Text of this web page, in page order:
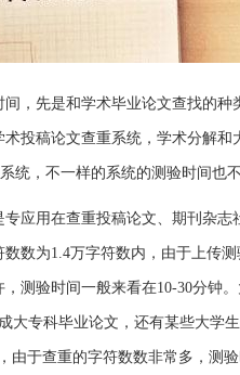
，先是和学术毕业论文查找的种
投稿论文查重系统，学术分解和
统，不一样的系统的测验时间也不
应用在查重投稿论文、期刊杂
数为1.4万字符数内，由于上传
测验时间一般来看在10-30分钟
大专科毕业论文，还有某些大学
由于查重的字符数数非常多，测